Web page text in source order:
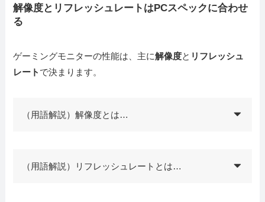
解像度とリフレッシュレートはPCスペックに合わせ
る
ゲーミングモニターの性能は、主に解像度と リフレッシュ
レート で決まります。
（用語解説）解像度とは…
（用語解説）リフレッシュレートとは…